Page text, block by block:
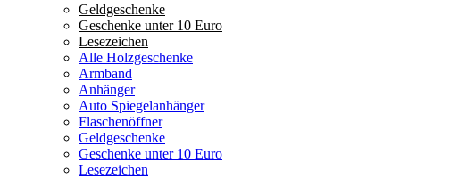
Geldgeschenke
Geschenke unter 10 Euro
Lesezeichen
Alle Holzgeschenke
Armband
Anhänger
Auto Spiegelanhänger
Flaschenöffner
Geldgeschenke
Geschenke unter 10 Euro
Lesezeichen